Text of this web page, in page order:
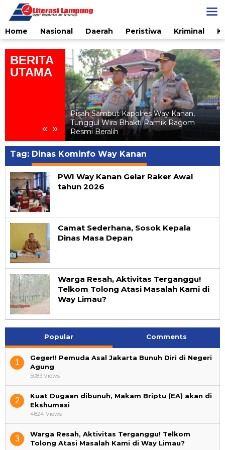
content
Home
Nasional Daerah Peristiwa Kriminal
BERITA
UTAMA
« »
Pisah Sambut Kapolres Way Kanan,
Tunggul Wira Bhakti Ramik Ragom
Resmi Beralih
Tag: Dinas Kominfo Way Kanan
PWI Way Kanan Gelar Raker Awal
tahun 2026
Camat Sederhana, Sosok Kepala
Dinas Masa Depan
Warga Resah, Aktivitas Terganggu!
Telkom Tolong Atasi Masalah Kami di
Way Limau?
Popular Comments
1
Geger!! Pemuda Asal Jakarta Bunuh Diri di Negeri
Agung
5083 Views
2
Kuat Dugaan dibunuh, Makam Briptu (EA) akan di
Ekshumasi
4824 Views
3
Warga Resah, Aktivitas Terganggu! Telkom
Tolong Atasi Masalah Kami di Way Limau?